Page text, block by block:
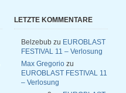
LETZTE KOMMENTARE
Belzebub zu EUROBLAST
FESTIVAL 11 – Verlosung
Max Gregorio zu
EUROBLAST FESTIVAL 11
– Verlosung